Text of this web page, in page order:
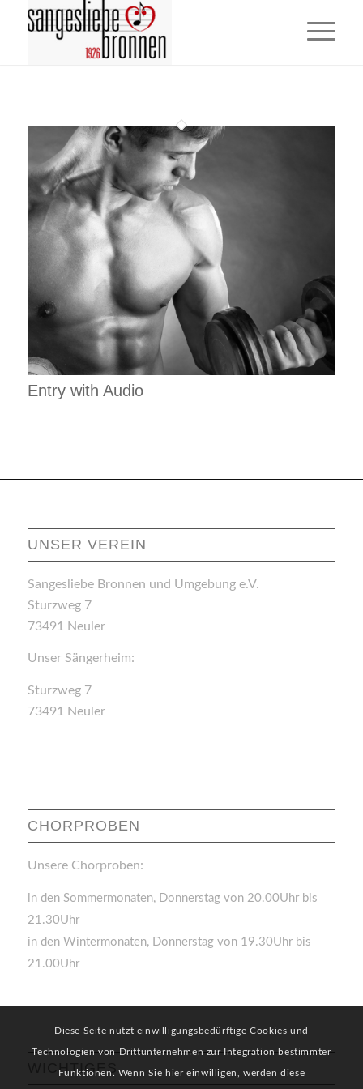
Entry with Audio
UNSER VEREIN
Sangesliebe Bronnen und Umgebung e.V.
Sturzweg 7
73491 Neuler
Unser Sängerheim:
Sturzweg 7
73491 Neuler
CHORPROBEN
Unsere Chorproben:
in den Sommermonaten, Donnerstag von 20.00Uhr bis
21.30Uhr
in den Wintermonaten, Donnerstag von 19.30Uhr bis
21.00Uhr
WICHTIGES
Diese Seite nutzt einwilligungsbedürftige Cookies und
Technologien von Drittunternehmen zur Integration bestimmter
Funktionen. Wenn Sie hier einwilligen, werden diese